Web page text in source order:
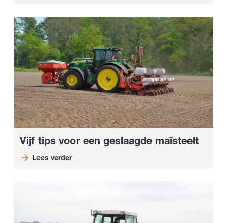
Vijf tips voor een geslaagde maïsteelt
Lees verder